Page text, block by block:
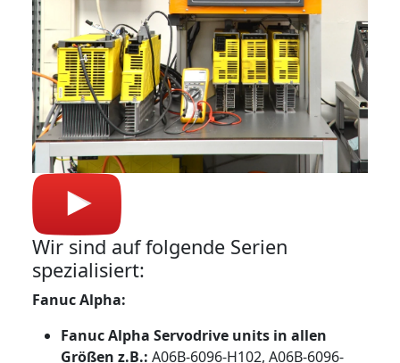
Wir sind auf folgende Serien
spezialisiert:
Fanuc Alpha:
Fanuc Alpha Servodrive units in allen
Größen z.B.: A06B-6096-H102, A06B-6096-